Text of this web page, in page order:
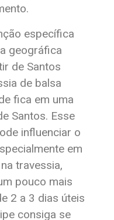
específica
geográfica
de Santos
de balsa
fica em uma
Santos. Esse
influenciar o
em
travessia,
pouco mais
2 a 3 dias úteis
consiga se